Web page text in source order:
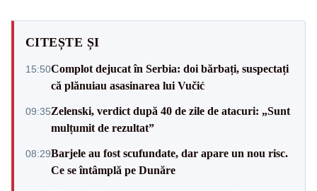
CITEȘTE ȘI
15:50Complot dejucat în Serbia: doi bărbați, suspectați
că plănuiau asasinarea lui Vučić
09:35Zelenski, verdict după 40 de zile de atacuri: „Sunt
mulțumit de rezultat”
08:29Barjele au fost scufundate, dar apare un nou risc.
Ce se întâmplă pe Dunăre